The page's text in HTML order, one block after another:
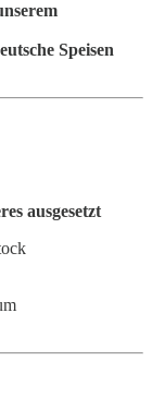
Speisen
ausgesetzt